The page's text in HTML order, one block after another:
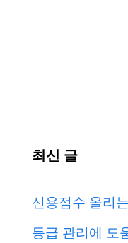
최신 글
신용점수 올리
등급 관리에 도